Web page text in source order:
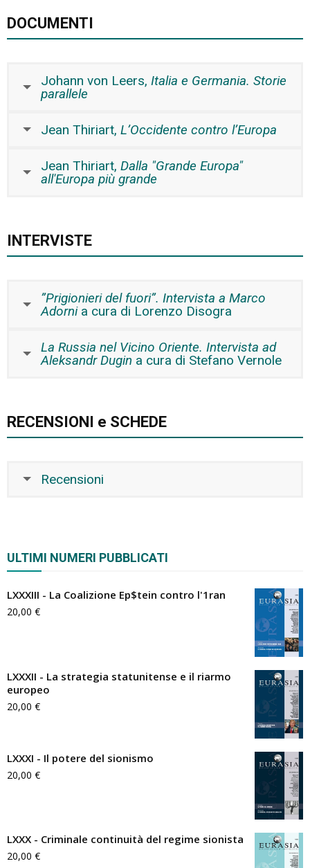
DOCUMENTI
Johann von Leers, Italia e Germania. Storie
parallele
Jean Thiriart, L’Occidente contro l’Europa
Jean Thiriart, Dalla "Grande Europa"
all'Europa più grande
INTERVISTE
”Prigionieri del fuori”. Intervista a Marco
Adornia cura di Lorenzo Disogra
La Russia nel Vicino Oriente. Intervista ad
Aleksandr Dugin a cura di Stefano Vernole
RECENSIONI e SCHEDE
Recensioni
ULTIMI NUMERI PUBBLICATI
LXXXIII - La Coalizione Ep$tein contro l'1ran
20,00 €
LXXXII - La strategia statunitense e il riarmo
europeo
20,00 €
LXXXI - Il potere del sionismo
20,00 €
LXXX - Criminale continuità del regime sionista
20,00 €